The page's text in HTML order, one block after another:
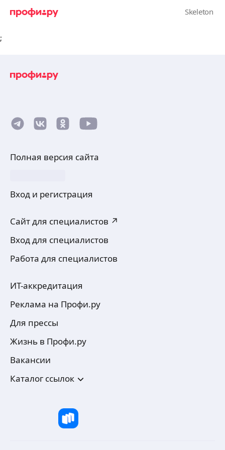
;
Полная версия сайта
Вход и регистрация
Сайт для специалистов ↗
Вход для специалистов
Работа для специалистов
ИТ-аккредитация
Реклама на Профи.ру
Для прессы
Жизнь в Профи.ру
Вакансии
Каталог ссылок